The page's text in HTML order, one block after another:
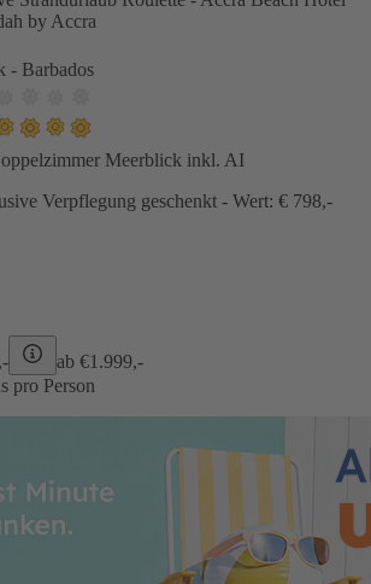
by Accra
- Barbados
Meerblick inkl. AI
Verpflegung geschenkt - Wert: € 798,-
ab €1.999,-
pro Person